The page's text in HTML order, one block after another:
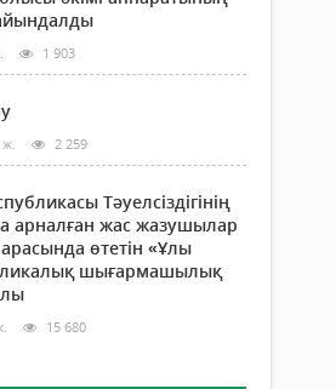
1 903
ж. 2 259
Тәуелсіздігінің
арналған жас жазушылар
өтетін «Ұлы
шығармашылық
15 680